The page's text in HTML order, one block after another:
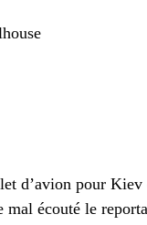
d’avion pour
mal écouté le